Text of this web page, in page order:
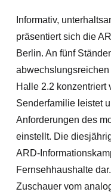
Informativ,
präsentiert sich die
Berlin. An fünf
Halle 2.2 konzentriert
Senderfamilie leistet
Anforderungen des
einstellt. Die
ARD-
Fernsehhaushalte
Zuschauer vom